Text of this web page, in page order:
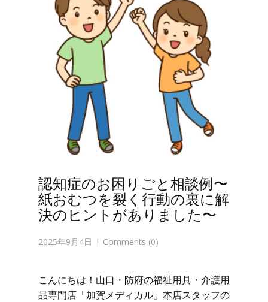
認知症のお困りごと相談例〜
紙おむつを裂く行動の裏に解
決のヒントがありました〜
2025年9月4日 Comments (0)
こんにちは！山口・防府の福祉用具・介護用
品専門店「加賀メディカル」本店スタッフの